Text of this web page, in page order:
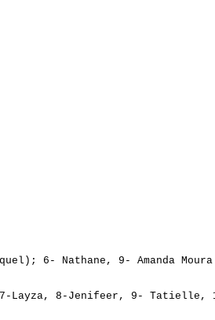
6- Nathane , 9- Amanda
Layza, 8- Jenifeer , 9- Tatielle ,